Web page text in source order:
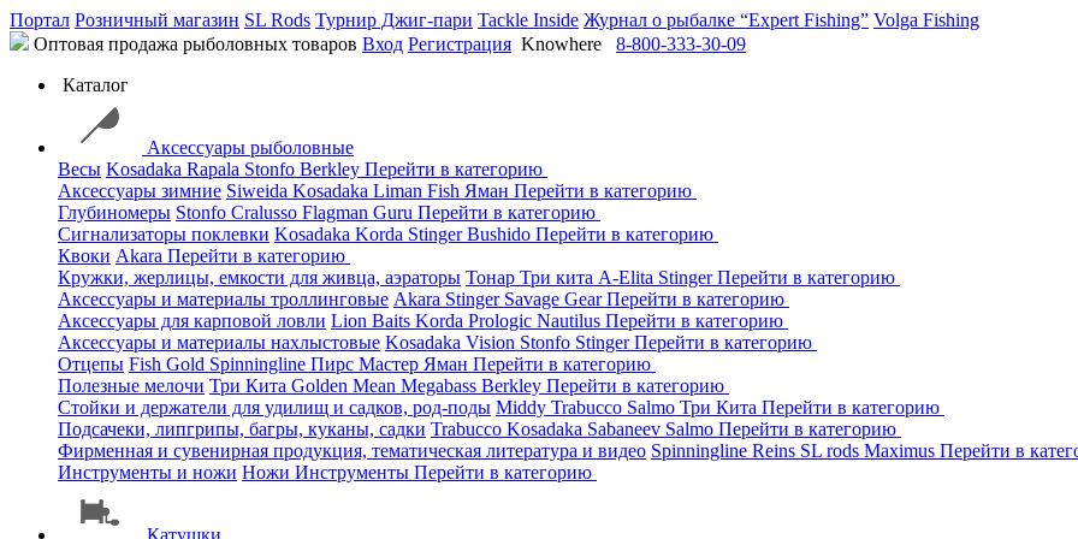
Портал Розничный магазин SL Rods Турнир Джиг-пари Tackle Inside Журнал о рыбалке “Expert Fishing” Volga Fishing
Оптовая продажа рыболовных товаров Вход Регистрация Knowhere
8-800-333-30-09
Каталог
Аксессуары рыболовные
Весы Kosadaka Rapala Stonfo Berkley Перейти в категорию
Аксессуары зимние Siweida Kosadaka Liman Fish Яман Перейти в категорию
Глубиномеры Stonfo Cralusso Flagman Guru Перейти в категорию
Сигнализаторы поклевки Kosadaka Korda StingerBushido Перейти в категорию
Квоки Akara Перейти в категорию
Кружки, жерлицы, емкости для живца, аэраторы Тонар Три кита A-Elita StingerПерейти в категорию
Аксессуары и материалы троллинговые Akara Stinger Savage GearПерейти в категорию
Аксессуары для карповой ловли Lion Baits Korda Prologic Nautilus Перейти в категорию
Аксессуары и материалы нахлыстовые Kosadaka Vision Stonfo StingerПерейти в категорию
Отцепы Fish Gold Spinningline Пирс Мастер Яман Перейти в категорию
Полезные мелочи Три Кита Golden Mean Megabass Berkley Перейти в категорию
Стойки и держатели для удилищ и садков, род-поды Middy Trabucco Salmo Три Кита Перейти в категорию
Подсачеки, липгрипы, багры, куканы, садки Trabucco Kosadaka Sabaneev Salmo Перейти в категорию
Фирменная и сувенирная продукция, тематическая литература и видео Spinningline Reins SL rods Maximus Перейти в
Инструменты и ножи Ножи Инструменты Перейти в категорию
Катушки